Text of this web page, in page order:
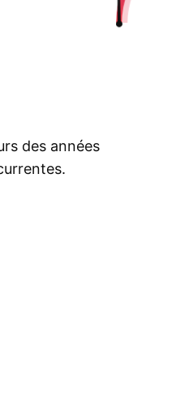
des années